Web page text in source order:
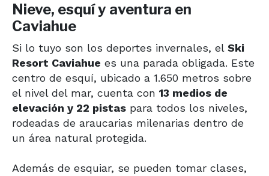
Nieve, esquí y aventura en
Caviahue
Si lo tuyo son los deportes invernales, el Ski
Resort Caviahue es una parada obligada. Este
centro de esquí, ubicado a 1.650 metros sobre
el nivel del mar, cuenta con 13 medios de
elevación y 22 pistas para todos los niveles,
rodeadas de araucarias milenarias dentro de
un área natural protegida.
Además de esquiar, se pueden tomar clases,